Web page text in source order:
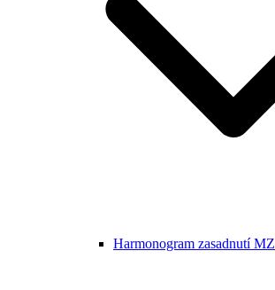
Harmonogram zasadnutí MZ